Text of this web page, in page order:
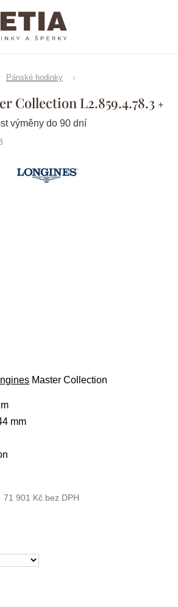
Pánské hodinky
Collection L2.859.4.78.3 +
výměny do 90 dní
Značka:Longines
71 901 Kč bez DPH
Master Collection
mm